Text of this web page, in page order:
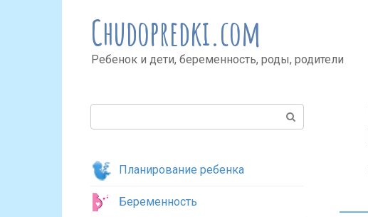
Chudopredki.com
Ребенок и дети, беременность, роды, родители
Планирование ребенка
Беременность